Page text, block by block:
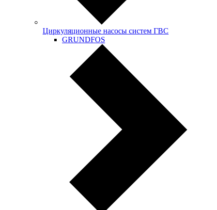
Циркуляционные насосы систем ГВС
GRUNDFOS